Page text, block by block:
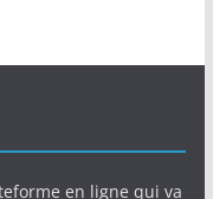
en ligne qui va